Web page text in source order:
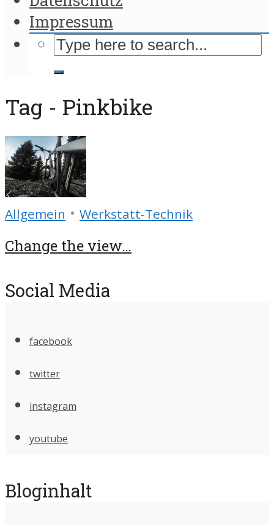
Impressum
Tag - Pinkbike
Allgemein • Werkstatt-Technik
Change the view…
Social Media
facebook
twitter
instagram
youtube
Bloginhalt